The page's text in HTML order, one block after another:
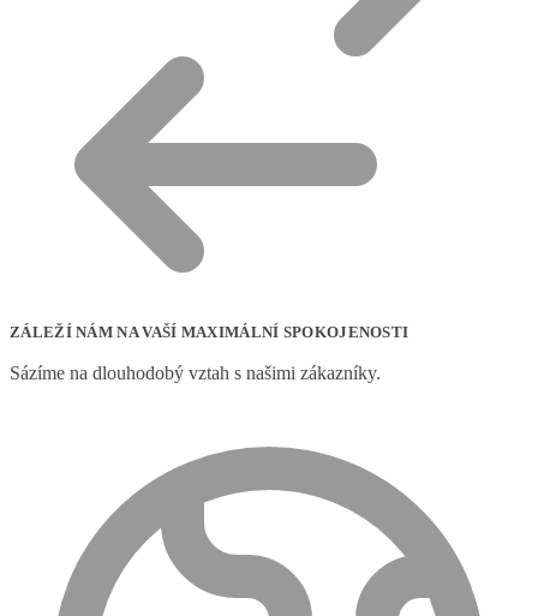
ZÁLEŽÍ NÁM NA VAŠÍ MAXIMÁLNÍ SPOKOJENOSTI
Sázíme na dlouhodobý vztah s našimi zákazníky.